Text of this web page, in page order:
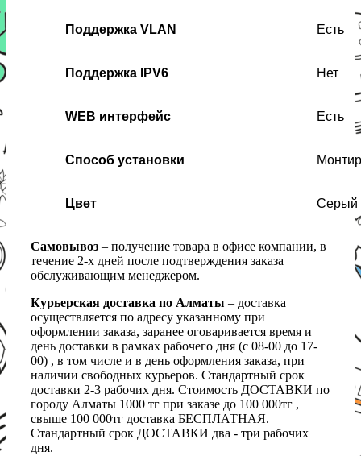
Поддержка VLAN Есть
Поддержка IPV6 Нет
WEB интерфейс Есть
Способ установки
Цвет Серый
Самовывоз – получение товара в офисе компании, в
течение 2-х дней после подтверждения заказа
обслуживающим менеджером.
Курьерская доставка по Алматы – доставка
осуществляется по адресу указанному при
оформлении заказа, заранее оговаривается время и
день доставки в рамках рабочего дня (с 08-00 до 17-
00) , в том числе и в день оформления заказа, при
наличии свободных курьеров. Стандартный срок
доставки 2-3 рабочих дня. Стоимость ДОСТАВКИ по
городу Алматы 1000 тг при заказе до 100 000тг ,
свыше 100 000тг доставка БЕСПЛАТНАЯ.
Стандартный срок ДОСТАВКИ два - три рабочих
дня.